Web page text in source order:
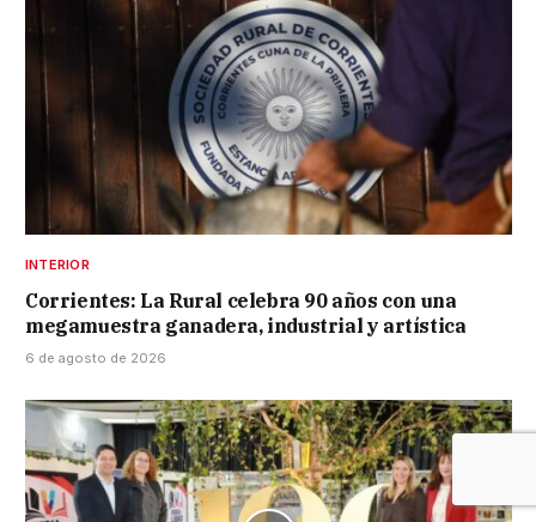
INTERIOR
Corrientes: La Rural celebra 90 años con una
megamuestra ganadera, industrial y artística
6 de agosto de 2026